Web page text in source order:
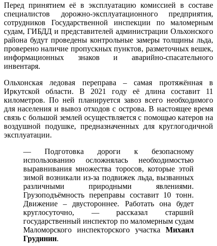
Перед принятием её в эксплуатацию комиссией в составе
специалистов дорожно-эксплуатационного предприятия,
сотрудников Государственной инспекции по маломерным
судам, ГИБДД и представителей администрации Ольхонского
района будут проведены контрольные замеры толщины льда,
проверено наличие пропускных пунктов, разметочных вешек,
информационных знаков и аварийно-спасательного
инвентаря.
Ольхонская ледовая переправа – самая протяжённая в
Иркутской области. В 2021 году её длина составит 11
километров. По ней планируется завоз всего необходимого
для населения и вывоз отходов с острова. В настоящее время
связь с большой землей осуществляется с помощью катеров на
воздушной подушке, предназначенных для круглогодичной
эксплуатации.
— Подготовка дороги к безопасному
использованию осложнялась необходимостью
выравнивания множества торосов, которые этой
зимой возникали из-за подвижек льда, вызванных
различными природными явлениями.
Грузоподъёмность переправы составит 10 тонн.
Движение – двустороннее. Работать она будет
круглосуточно, — рассказал старший
государственный инспектор по маломерным судам
Маломорского инспекторского участка Михаил
Грудинин.